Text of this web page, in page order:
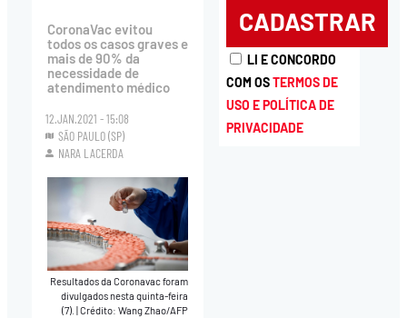
CoronaVac evitou
todos os casos graves e
mais de 90% da
necessidade de
atendimento médico
12.JAN.2021 - 15:08
SÃO PAULO (SP)
NARA LACERDA
Resultados da Coronavac foram
divulgados nesta quinta-feira
(7).
Crédito: Wang Zhao/AFP
LI E CONCORDO
COM OSTERMOS DE
USO E POLÍTICA DE
PRIVACIDADE